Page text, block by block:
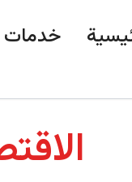
خدمات